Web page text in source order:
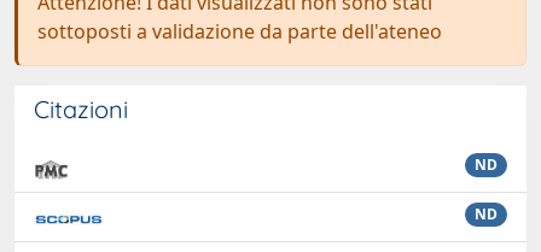
sottoposti a validazione da parte dell'ateneo
Citazioni
ND
ND